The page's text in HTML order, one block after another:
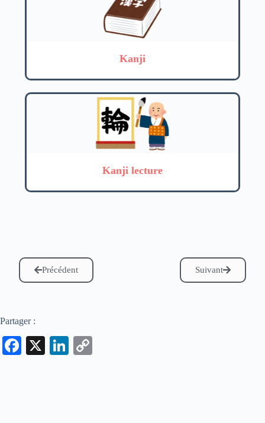
Kanji
Kanji lecture
Précédent Suivant
Partager :
Fa
X
Li